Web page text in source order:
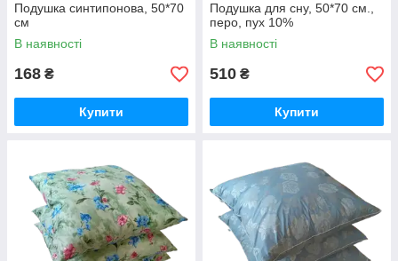
Подушка синтипонова, 50*70
см
В наявності
168 ₴
Купити
Подушка для сну, 50*70 см.,
перо, пух 10%
В наявності
510 ₴
Купити